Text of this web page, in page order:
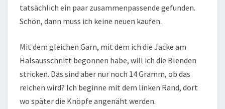
tatsächlich ein paar zusammenpassende gefunden.
Schön, dann muss ich keine neuen kaufen.
Mit dem gleichen Garn, mit dem ich die Jacke am
Halsausschnitt begonnen habe, will ich die Blenden
stricken. Das sind aber nur noch 14 Gramm, ob das
reichen wird? Ich beginne mit dem linken Rand, dort
wo später die Knöpfe angenäht werden.